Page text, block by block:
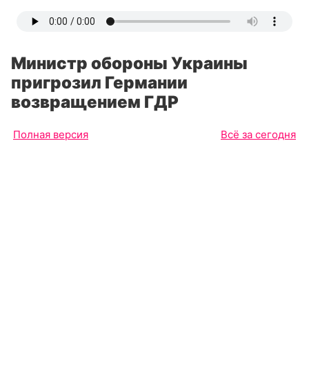
Министр обороны Украины
пригрозил Германии
возвращением ГДР
Полная версия Всё за сегодня